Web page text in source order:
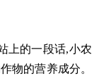
上的一段话,小农
物的营养成分。